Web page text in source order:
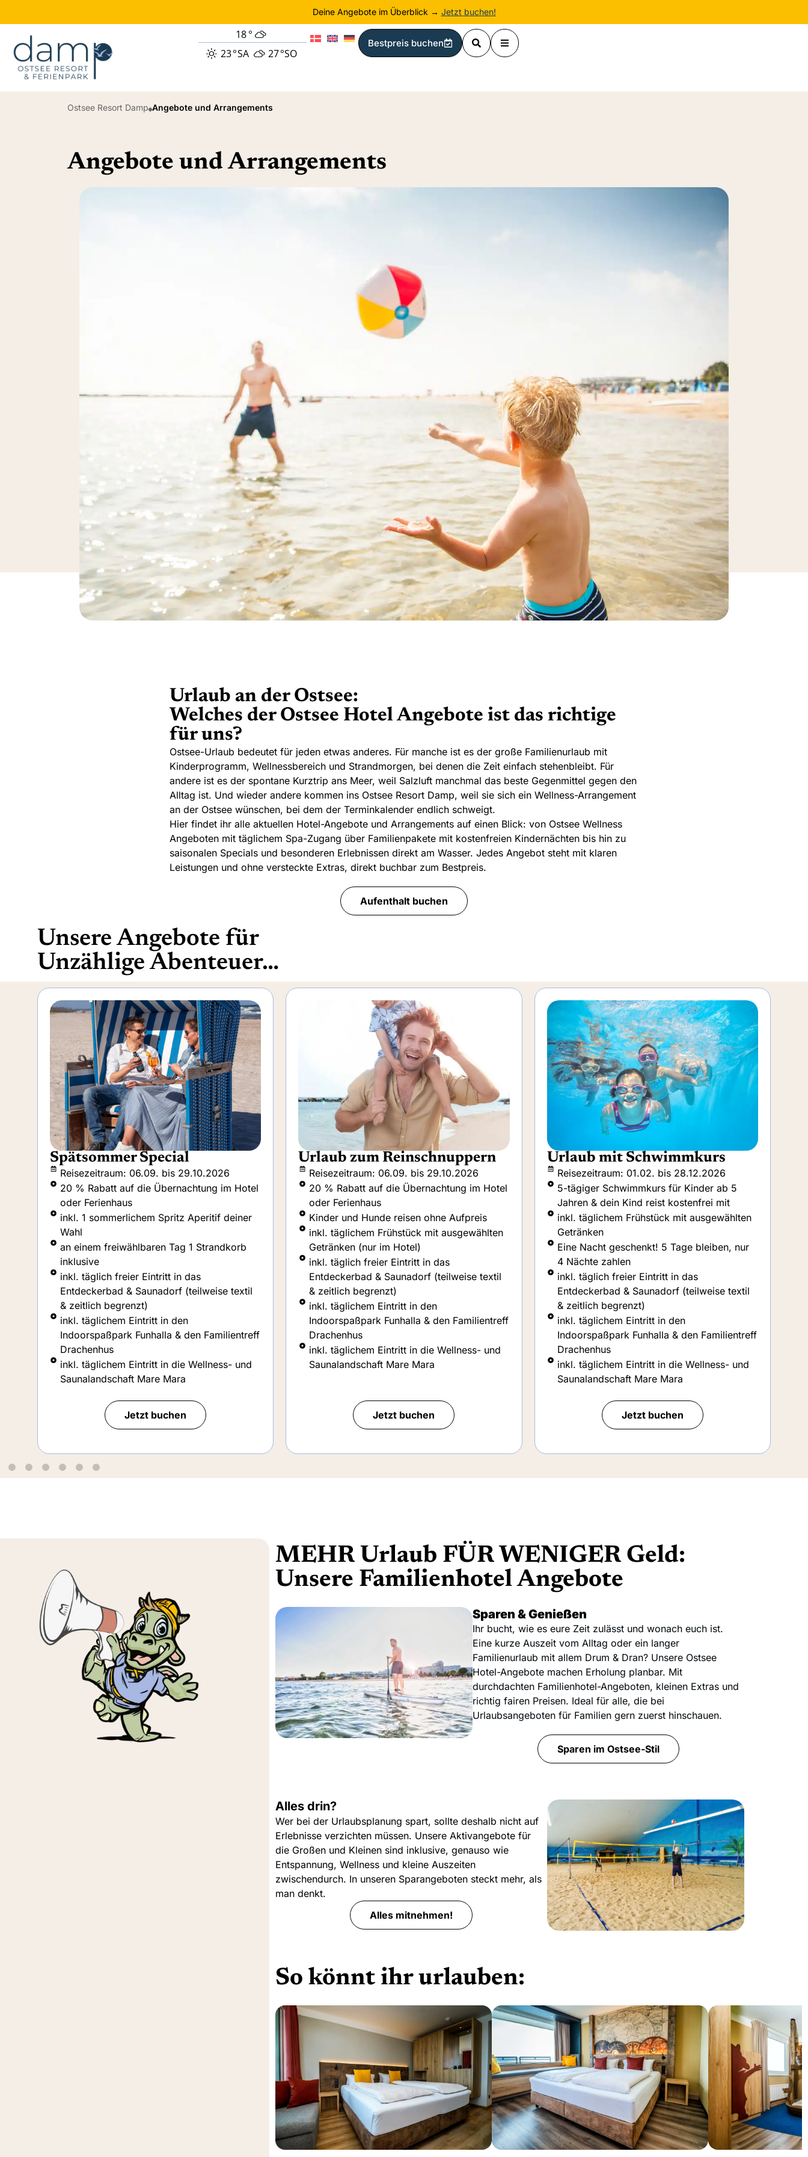
Deine Angebote im Überblick → Jetzt buchen!
18°
23°SA 27°SO
Bestpreis buchen
Ostsee Resort Damp Angebote und Arrangements
Angebote und Arrangements
Urlaub an der Ostsee:
Welches der Ostsee Hotel Angebote ist das richtige
für uns?
Ostsee-Urlaub bedeutet für jeden etwas anderes. Für manche ist es der große Familienurlaub mit
Kinderprogramm, Wellnessbereich und Strandmorgen, bei denen die Zeit einfach stehenbleibt. Für
andere ist es der spontane Kurztrip ans Meer, weil Salzluft manchmal das beste Gegenmittel gegen den
Alltag ist. Und wieder andere kommen ins Ostsee Resort Damp, weil sie sich ein Wellness-Arrangement
an der Ostsee wünschen, bei dem der Terminkalender endlich schweigt.
Hier findet ihr alle aktuellen Hotel-Angebote und Arrangements auf einen Blick: von Ostsee Wellness
Angeboten mit täglichem Spa-Zugang über Familienpakete mit kostenfreien Kindernächten bis hin zu
saisonalen Specials und besonderen Erlebnissen direkt am Wasser. Jedes Angebot steht mit klaren
Leistungen und ohne versteckte Extras, direkt buchbar zum Bestpreis.
Aufenthalt buchen
Unsere Angebote für
Urlaub zum Reinschnuppern
Reisezeitraum: 06.09. bis 29.10.2026
20 % Rabatt auf die Übernachtung im Hotel
oder Ferienhaus
Kinder und Hunde reisen ohne Aufpreis
inkl. täglichem Frühstück mit ausgewählten
Getränken (nur im Hotel)
inkl. täglich freier Eintritt in das
Entdeckerbad & Saunadorf (teilweise textil
& zeitlich begrenzt)
inkl. täglichem Eintritt in den
Indoorspaßpark Funhalla & den Familientreff
Drachenhus
inkl. täglichem Eintritt in die Wellness- und
Saunalandschaft Mare Mara
Jetzt buchen
Urlaub mit Schwimmkurs
Reisezeitraum: 01.02. bis 28.12.2026
5-tägiger Schwimmkurs für Kinder ab 5
Jahren & dein Kind reist kostenfrei mit
inkl. täglichem Frühstück mit ausgewählten
Getränken
Eine Nacht geschenkt! 5 Tage bleiben, nur
4 Nächte zahlen
inkl. täglich freier Eintritt in das
Entdeckerbad & Saunadorf (teilweise textil
& zeitlich begrenzt)
inkl. täglichem Eintritt in den
Indoorspaßpark Funhalla & den Familientreff
Drachenhus
inkl. täglichem Eintritt in die Wellness- und
Jetzt buchen
Short & Sweet
Reisezeitraum: Ganzjährig buchbar
inkl. täglichem Frühstück mit ausgewählten
Getränken (nur im Hotel)
inkl. täglichem Abendessen mit
ausgewählten Getränken
inkl. täglich freier Eintritt in das
Entdeckerbad & Saunadorf (teilweise textil
& zeitlich begrenzt)
inkl. täglichem Eintritt in den
Indoorspaßpark Funhalla & den Familientreff
Drachenhus
inkl. täglichem Eintritt in die Wellness- und
Saunalandschaft Mare Mara
Jetzt buchen
MEHR Urlaub FÜR WENIGER Geld:
Unsere Familienhotel Angebote
Sparen & Genießen
Ihr bucht, wie es eure Zeit zulässt und wonach euch ist.
Eine kurze Auszeit vom Alltag oder ein langer
Familienurlaub mit allem Drum & Dran? Unsere Ostsee
Hotel-Angebote machen Erholung planbar. Mit
durchdachten Familienhotel-Angeboten, kleinen Extras und
richtig fairen Preisen. Ideal für alle, die bei
Urlaubsangeboten für Familien gern zuerst hinschauen.
Sparen im Ostsee-Stil
Alles drin?
Wer bei der Urlaubsplanung spart, sollte deshalb nicht auf
Erlebnisse verzichten müssen. Unsere Aktivangebote für
die Großen und Kleinen sind inklusive, genauso wie
Entspannung, Wellness und kleine Auszeiten
zwischendurch. In unseren Sparangeboten steckt mehr, als
man denkt.
Alles mitnehmen!
So könnt ihr urlauben:
Weiter